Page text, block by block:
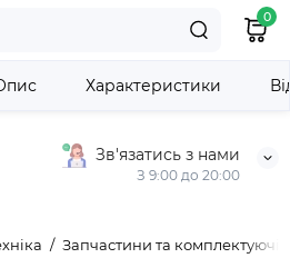
Зв'язатись з нами
З 9:00 до 20:00
0
Запчастини та комплектуючі
Характеристики